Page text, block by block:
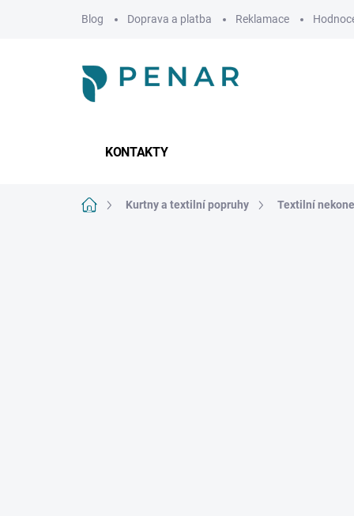
Blog Doprava a platba Reklamace
KONTAKTY
Domů Kurtny a textilní popruhy Textilní